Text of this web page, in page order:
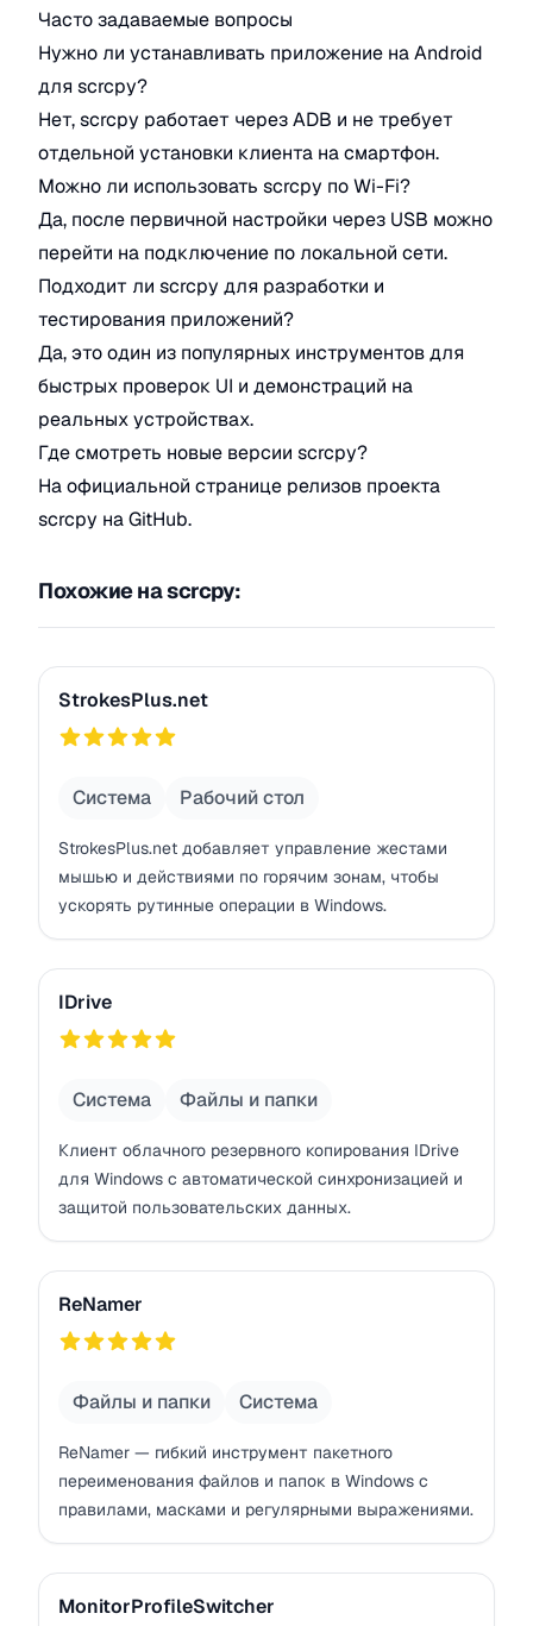
Часто задаваемые вопросы
Нужно ли устанавливать приложение на Android
для scrcpy?
Нет, scrcpy работает через ADB и не требует
отдельной установки клиента на смартфон.
Можно ли использовать scrcpy по Wi-Fi?
Да, после первичной настройки через USB можно
перейти на подключение по локальной сети.
Подходит ли scrcpy для разработки и
тестирования приложений?
Да, это один из популярных инструментов для
быстрых проверок UI и демонстраций на
реальных устройствах.
Где смотреть новые версии scrcpy?
На официальной странице релизов проекта
scrcpy на GitHub.
Похожие на scrcpy:
StrokesPlus.net
StrokesPlus.net
Система Рабочий стол
StrokesPlus.net добавляет управление жестами
мышью и действиями по горячим зонам, чтобы
ускорять рутинные операции в Windows.
IDrive
IDrive
Система Файлы и папки
Клиент облачного резервного копирования IDrive
для Windows с автоматической синхронизацией и
защитой пользовательских данных.
ReNamer
ReNamer
Файлы и папки Система
ReNamer — гибкий инструмент пакетного
переименования файлов и папок в Windows с
правилами, масками и регулярными выражениями.
MonitorProfileSwitcher
MonitorProfileSwitcher